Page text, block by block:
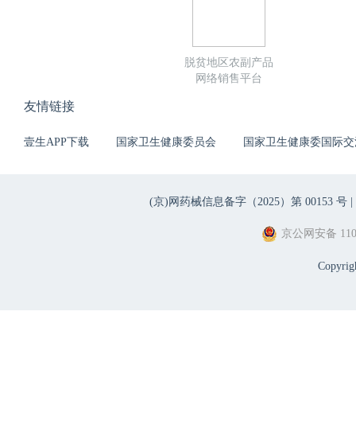
脱贫地区农副产品
网络销售平台
友情链接
壹生APP下载 国家卫生健康委员会 国家卫生健康委国际
(京)网药械信息备字（2025）第 00153 号 |
京公网安备